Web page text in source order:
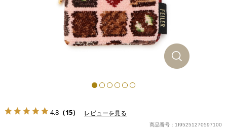
4.8 （15） レビューを見る
商品番号：1I95251270597100